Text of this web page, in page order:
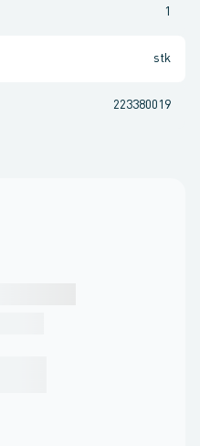
1
stk
223380019